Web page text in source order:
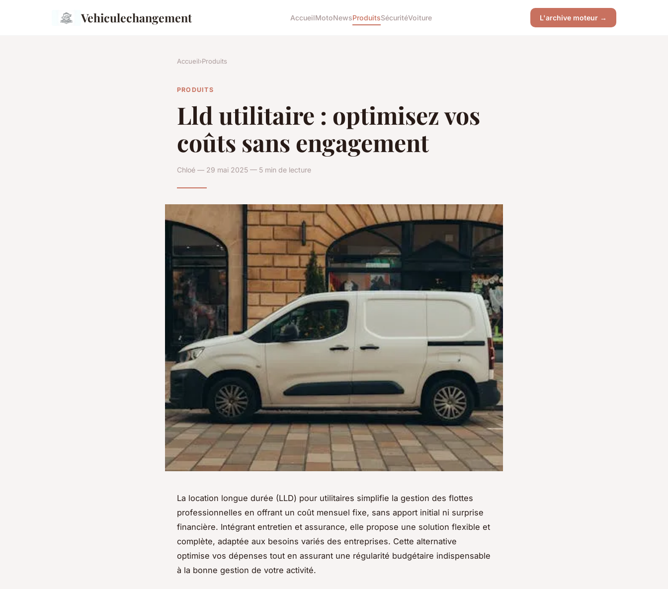
Vehiculechangement AccueilMotoNewsProduitsSécuritéVoiture L'archive moteur →
Accueil›Produits
PRODUITS
Lld utilitaire : optimisez vos
coûts sans engagement
Chloé — 29 mai 2025 — 5 min de lecture
La location longue durée (LLD) pour utilitaires simplifie la gestion des flottes
professionnelles en offrant un coût mensuel fixe, sans apport initial ni surprise
financière. Intégrant entretien et assurance, elle propose une solution flexible et
complète, adaptée aux besoins variés des entreprises. Cette alternative
optimise vos dépenses tout en assurant une régularité budgétaire indispensable
à la bonne gestion de votre activité.